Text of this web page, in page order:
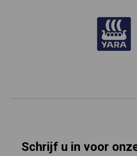
Schrijf u in voor